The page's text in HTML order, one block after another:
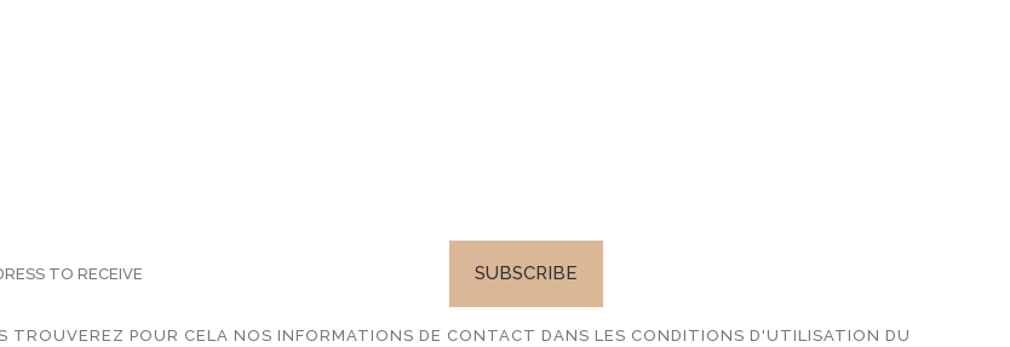
POUR CELA NOS INFORMATIONS DE CONTACT DANS LES CONDITIONS D'UTILISATION DU